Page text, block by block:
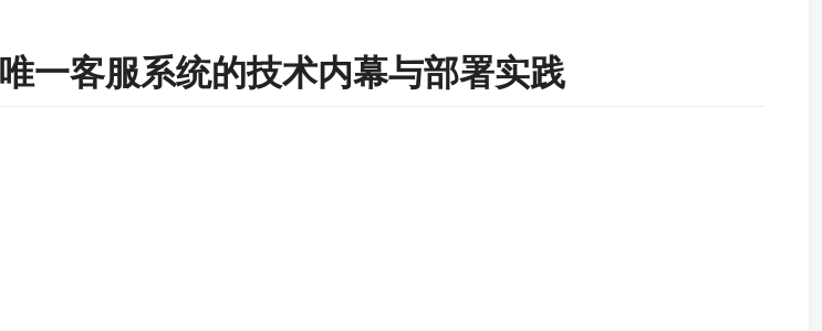
一客服系统的技术内幕与部署实践